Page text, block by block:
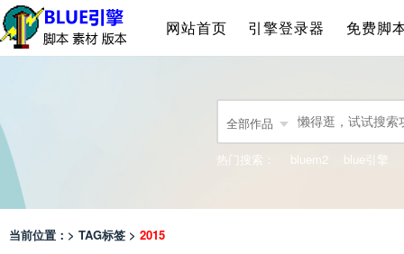
网站首页 引擎登录器 免费脚
全部作品
热门搜索： bluem2 blue引擎
当前位置：> TAG标签 > 2015